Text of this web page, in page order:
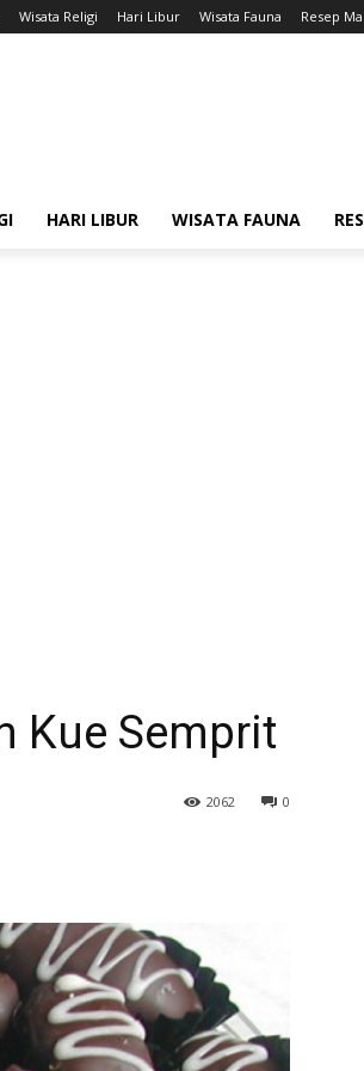
Wisata Religi Hari Libur Wisata Fauna Resep
HARI LIBUR WISATA FAUNA
Kue Semprit
0
2062